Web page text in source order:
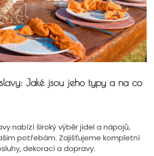
Jaké jsou jeho typy a na co
nabízí široký výběr jídel a nápojů,
potřebám. Zajišťujeme kompletní
dekorací a dopravy.